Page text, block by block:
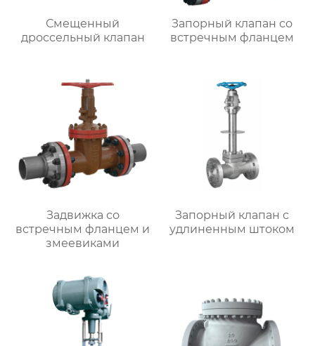
Смещенный
дроссельный клапан
Запорный клапан со
встречным фланцем
Задвижка со
встречным фланцем и
змеевиками
Запорный клапан с
удлиненным штоком